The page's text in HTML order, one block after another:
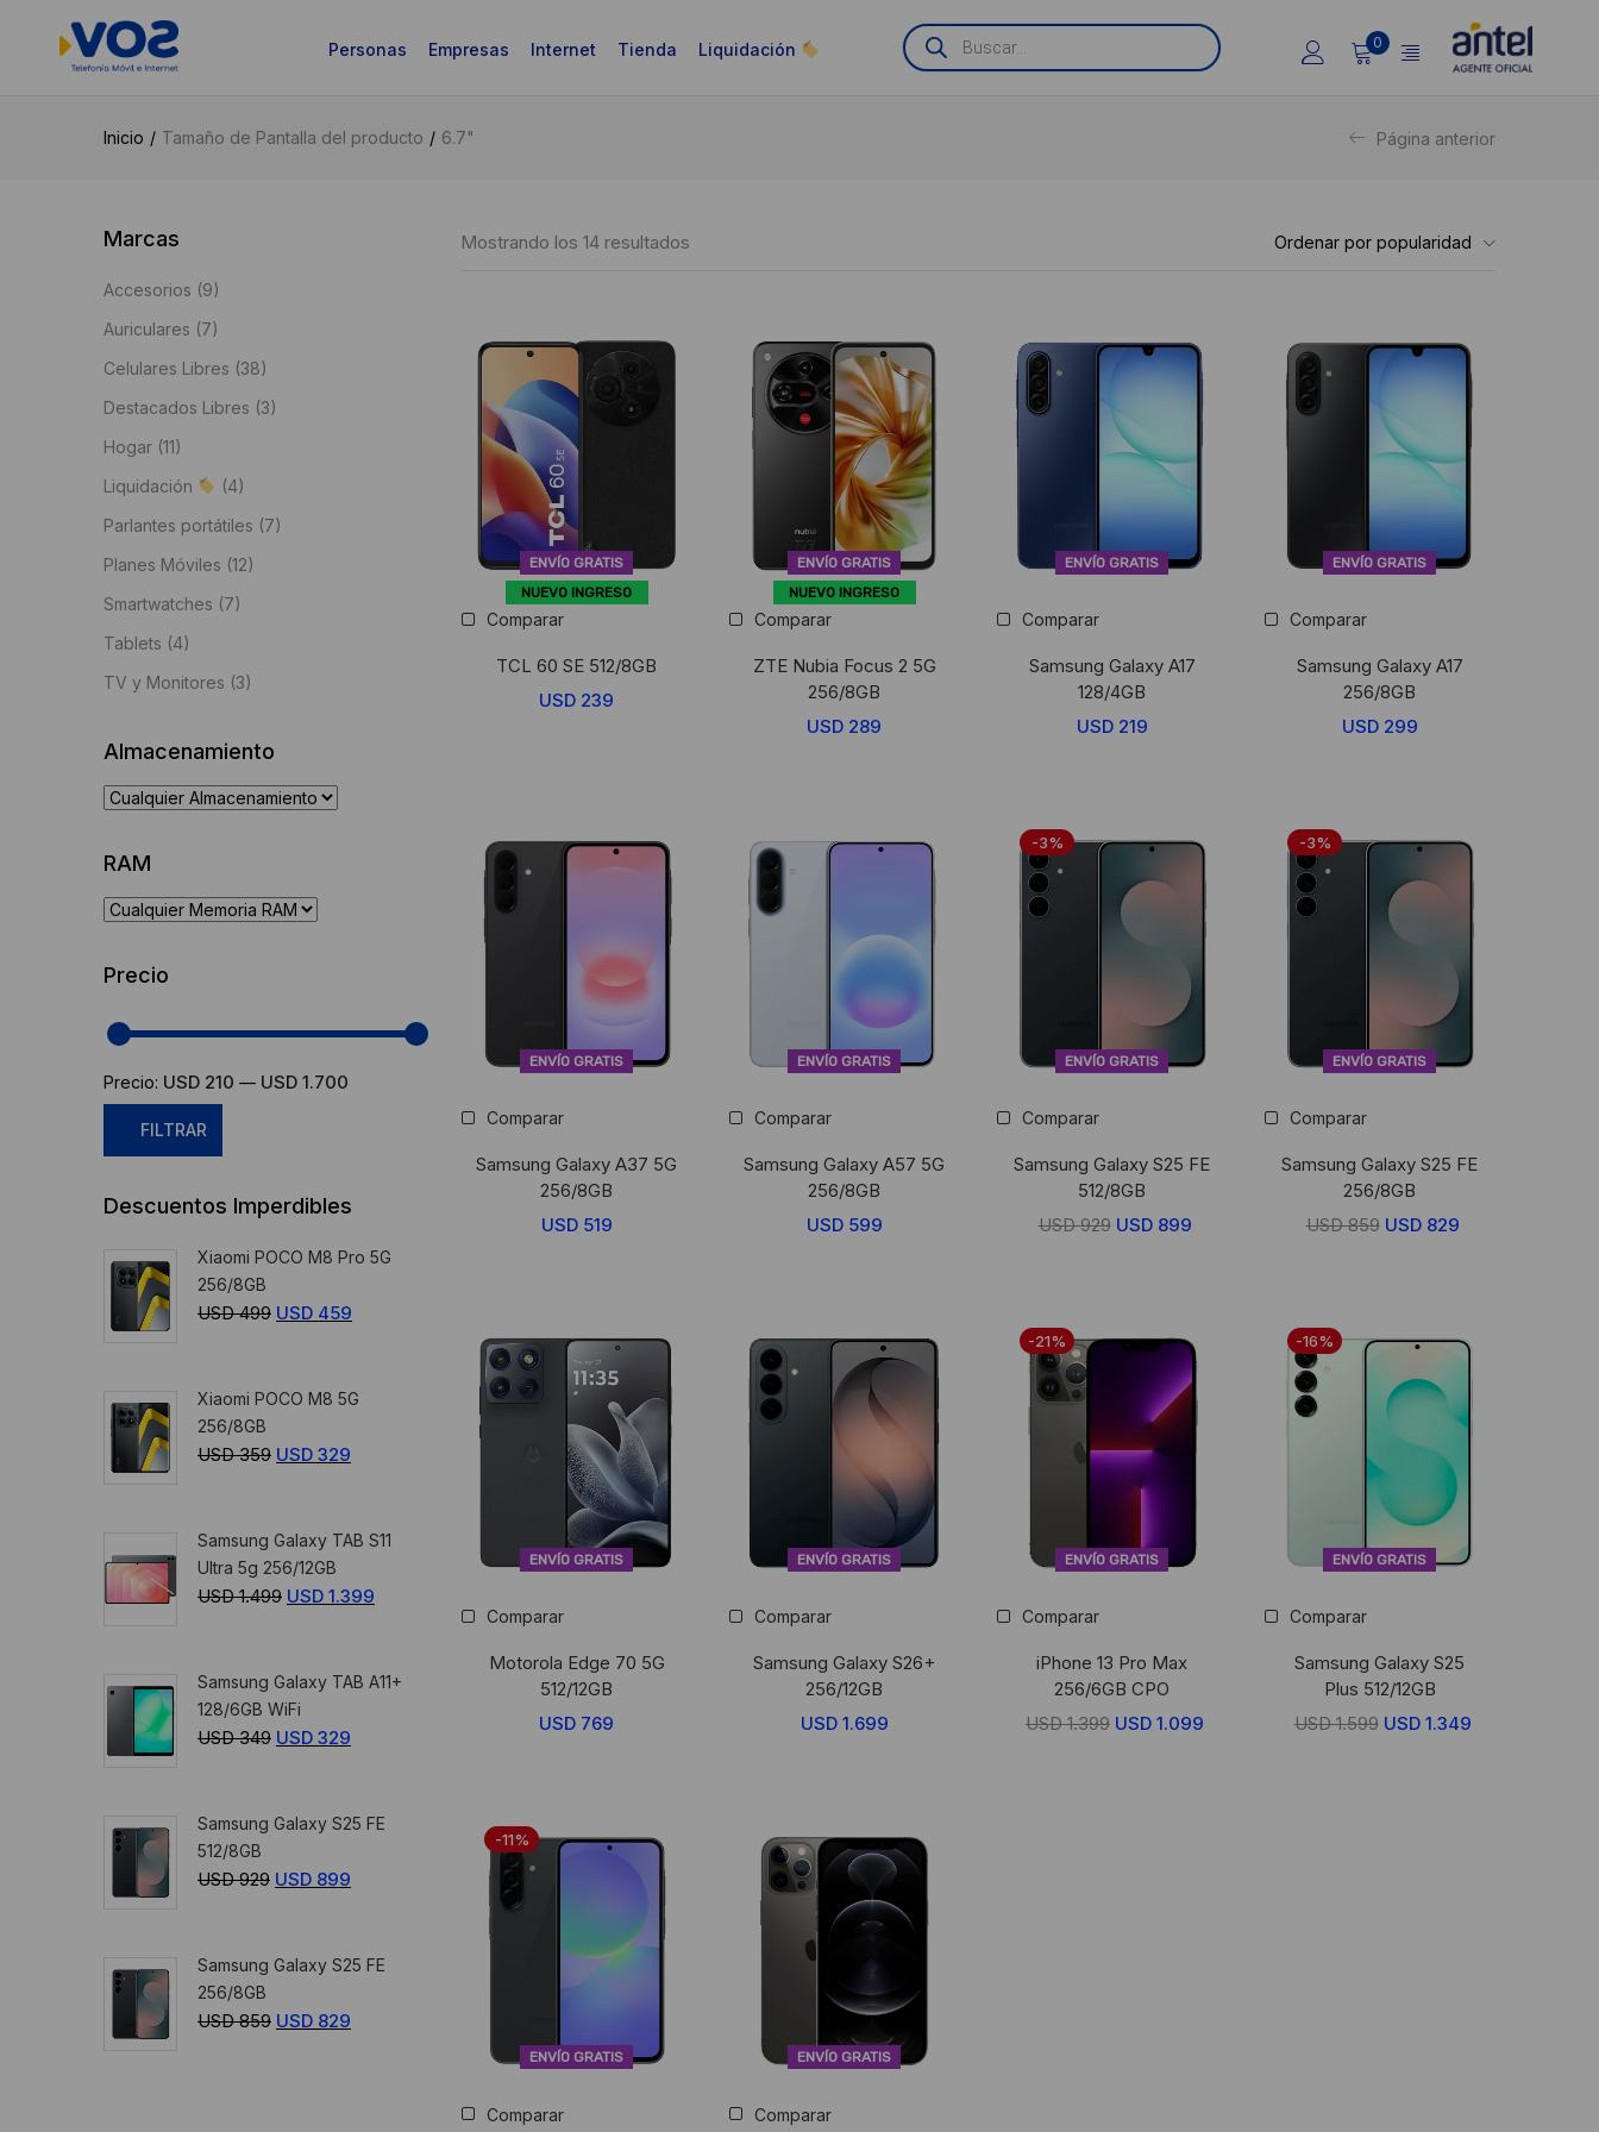
Personas Empresas Internet Tienda Liquidación
Búsqueda
de
productos
0
Inicio Tamaño de Pantalla del producto 6.7" Página anterior
Mostrando los 14 resultados Ordenar por popularidad
NUEVO INGRESO
ENVÍO GRATIS
Comparar
TCL 60 SE 512/8GB
USD 239
NUEVO INGRESO
ENVÍO GRATIS
Comparar
ZTE Nubia Focus 2 5G
256/8GB
USD 289
ENVÍO GRATIS
Comparar
Samsung Galaxy A17
128/4GB
USD 219
ENVÍO GRATIS
Comparar
Samsung Galaxy A17
256/8GB
USD 299
ENVÍO GRATIS
Comparar
Samsung Galaxy A37 5G
256/8GB
USD 519
ENVÍO GRATIS
Comparar
Samsung Galaxy A57 5G
256/8GB
USD 599
-3%
ENVÍO GRATIS
Comparar
Samsung Galaxy S25 FE
512/8GB
USD929 El
USD
USD 899El
USD
899.
-3%
ENVÍO GRATIS
Comparar
Samsung Galaxy S25 FE
256/8GB
USD859 El
USD
859.
USD 829El
USD
829.
ENVÍO GRATIS
Comparar
Motorola Edge 70 5G
512/12GB
USD 769
ENVÍO GRATIS
Comparar
Samsung Galaxy S26+
256/12GB
USD 1.699
-21%
ENVÍO GRATIS
Comparar
iPhone 13 Pro Max
256/6GB CPO
USD1.399 El
USD 1.099
-16%
ENVÍO GRATIS
Comparar
Samsung Galaxy S25
Plus 512/12GB
USD1.599 El
USD 1.349El
-11%
ENVÍO GRATIS
Comparar
ENVÍO GRATIS
Comparar
Marcas
Accesorios (9)
Auriculares (7)
Celulares Libres (38)
Destacados Libres (3)
Hogar (11)
Liquidación
(4)
Parlantes portátiles (7)
Planes Móviles (12)
Smartwatches (7)
Tablets (4)
TV y Monitores (3)
Almacenamiento
RAM
Precio
mínimo
máximo
FILTRAR
Precio: USD 210 — USD 1.700
Descuentos Imperdibles
Xiaomi POCO M8 Pro 5G
256/8GB
USD499 El
era:
499.
USD 459
es:
Xiaomi POCO M8 5G
256/8GB
USD359 El
era:
USD
359.
USD 329
es:
329.
Samsung Galaxy TAB S11
Ultra 5g 256/12GB
USD1.499 El
era:
USD
1.499.
USD 1.399
es:
Samsung Galaxy TAB A11+
128/6GB WiFi
USD349 El
era:
349.
USD 329
es:
329.
Samsung Galaxy S25 FE
512/8GB
USD929 El
era:
929.
USD 899
es:
899.
Samsung Galaxy S25 FE
256/8GB
USD859 El
USD 829